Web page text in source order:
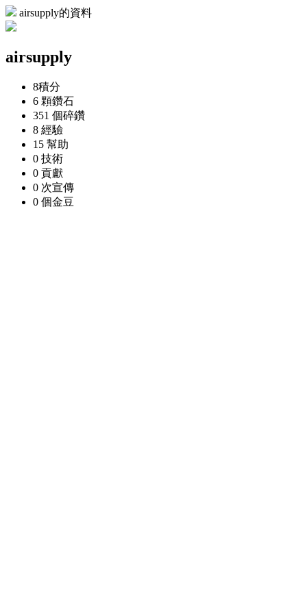
airsupply的資料
airsupply
8積分
6 顆鑽石
351 個碎鑽
8 經驗
15 幫助
0 技術
0 貢獻
0 次宣傳
0 個金豆